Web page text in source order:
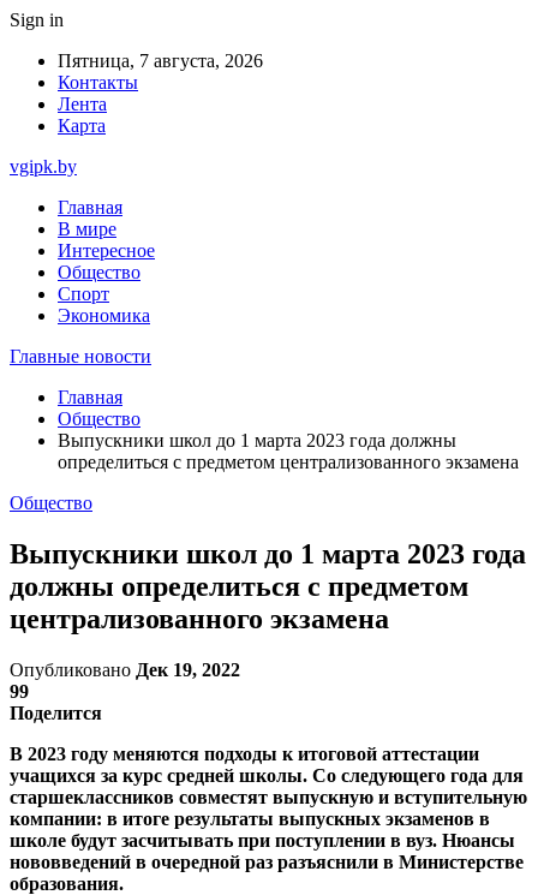
Sign in
Пятница, 7 августа, 2026
Контакты
Лента
Карта
vgipk.by
Главная
В мире
Интересное
Общество
Спорт
Экономика
Главные новости
Главная
Общество
Выпускники школ до 1 марта 2023 года должны
определиться с предметом централизованного экзамена
Общество
Выпускники школ до 1 марта 2023 года
должны определиться с предметом
централизованного экзамена
Опубликовано Дек 19, 2022
99
Поделится
В 2023 году меняются подходы к итоговой аттестации
учащихся за курс средней школы. Со следующего года для
старшеклассников совместят выпускную и вступительную
компании: в итоге результаты выпускных экзаменов в
школе будут засчитывать при поступлении в вуз. Нюансы
нововведений в очередной раз разъяснили в Министерстве
образования.